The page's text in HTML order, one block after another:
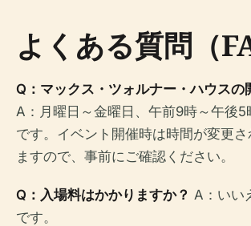
よくある質問（
Q：マックス・ツォルナー・ハウスの
A：月曜日～金曜日、午前9時～午後5
です。イベント開催時は時間が変更さ
ますので、事前にご確認ください。
Q：入場料はかかりますか？ A：いい
です。